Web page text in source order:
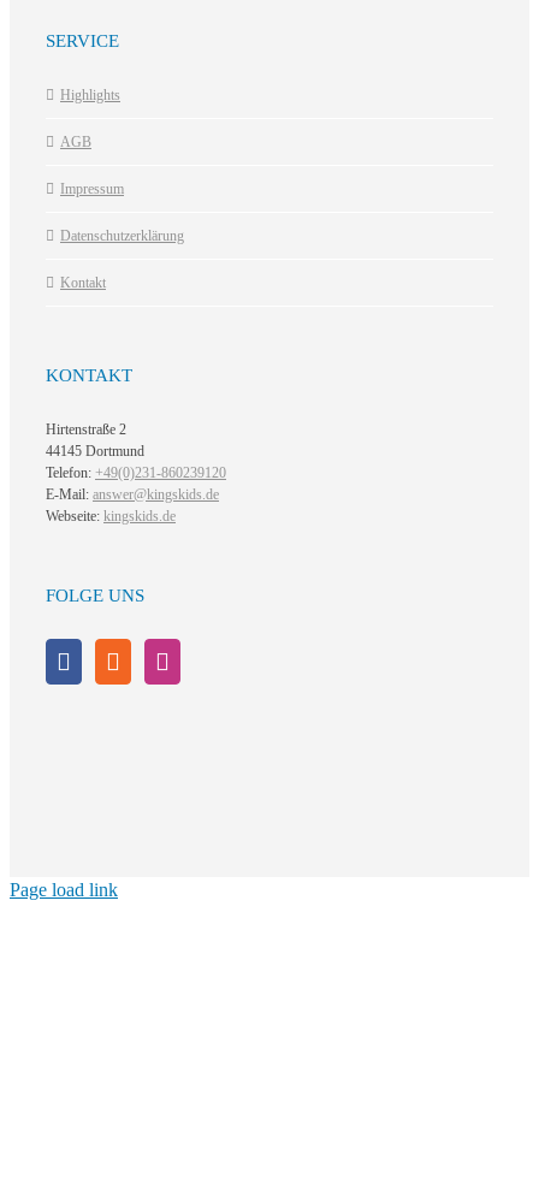
SERVICE
Highlights
AGB
Impressum
Datenschutzerklärung
Kontakt
KONTAKT
Hirtenstraße 2
44145 Dortmund
Telefon: +49(0)231-860239120
E-Mail: answer@kingskids.de
Webseite: kingskids.de
FOLGE UNS
Page load link